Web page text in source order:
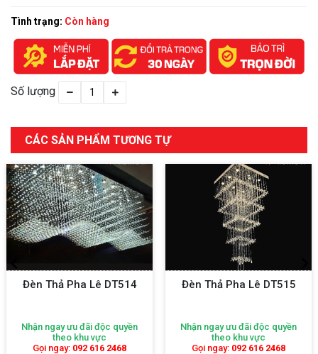
Tình trạng: Còn hàng
Số lượng
CÁC SẢN PHẨM TƯƠNG TỰ
Đèn Thả Pha Lê DT514
Nhận ngay ưu đãi độc quyền
theo khu vực
Gọi ngay: 092 616 2468
Đèn Thả Pha Lê DT515
Nhận ngay ưu đãi độc quyền
theo khu vực
Gọi ngay: 092 616 2468